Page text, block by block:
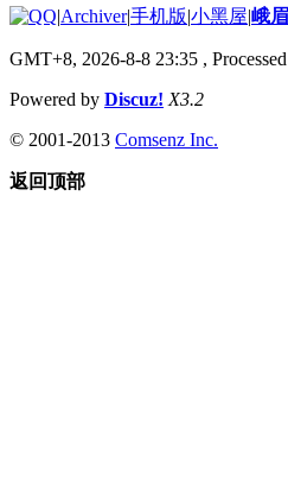
|Archiver|手机版|小黑屋|峨
GMT+8, 2026-8-8 23:35 ,
Powered by Discuz! X3.2
© 2001-2013 Comsenz Inc.
返回顶部